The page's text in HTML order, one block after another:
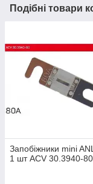
Подібні товари
Запобіжники mini
1 шт ACV 30.3940-80